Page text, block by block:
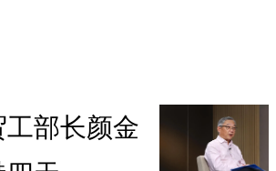
部长颜金